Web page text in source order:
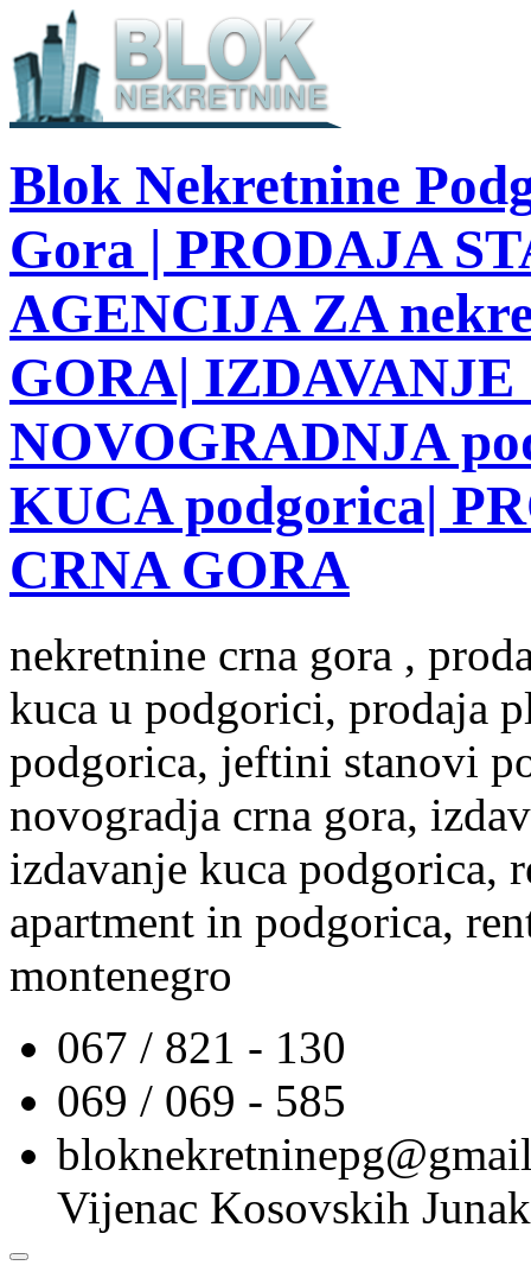
Blok Nekretnine
Gora | PRODAJA
AGENCIJA ZA
GORA| IZDAVANJE
NOVOGRADNJA
KUCA podgorica|
CRNA GORA
nekretnine crna gora ,
kuca u podgorici, prodaja
podgorica, jeftini stanovi
novogradja crna gora,
izdavanje kuca podgorica,
apartment in podgorica,
montenegro
067 / 821 - 130
069 / 069 - 585
Vijenac Kosovskih